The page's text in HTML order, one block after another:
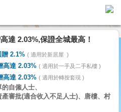
達 2.03%,保證全城最高！
贈 2.1% 適用於新居屋
高達 2.03% 適用於一手及二手私樓
高達 2.03% 適用於轉按套現
自僱人士、
審批(適合收入不足人士)、唐樓、村